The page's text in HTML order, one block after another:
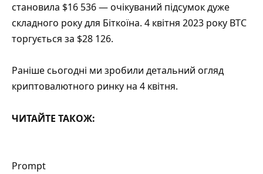
становила $16 536 — очікуваний підсумок дуже
складного року для Біткоїна. 4 квітня 2023 року BTC
торгується за $28 126.
Раніше сьогодні ми зробили детальний огляд
криптовалютного ринку на 4 квітня.
ЧИТАЙТЕ ТАКОЖ:
Prompt